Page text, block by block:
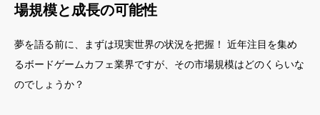
場規模と成長の可能性
夢を語る前に、まずは現実世界の状況を把握！ 近年注目を集め
るボードゲームカフェ業界ですが、その市場規模はどのくらいな
のでしょうか？